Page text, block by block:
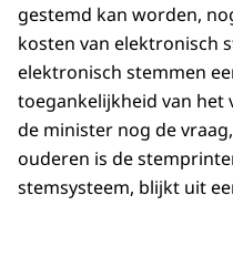
gestemd kan worden,
kosten van elektronisch
elektronisch stemmen
toegankelijkheid van het
de minister nog de
ouderen is de
stemsysteem, blijkt uit